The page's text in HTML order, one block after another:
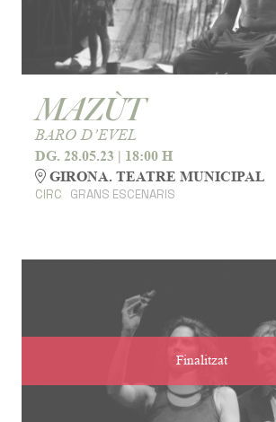
MAZÙT
BARO D’EVEL
DG. 28.05.23 | 18:00 H
GIRONA. TEATRE MUNICIPAL
CIRC GRANS ESCENARIS
Finalitzat